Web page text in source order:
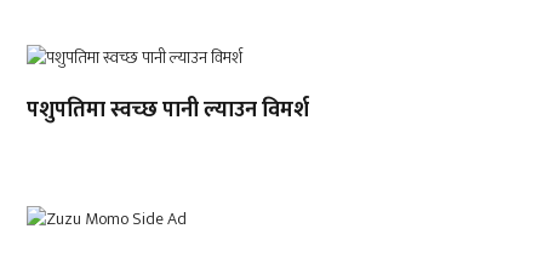
पशुपतिमा स्वच्छ पानी ल्याउन विमर्श